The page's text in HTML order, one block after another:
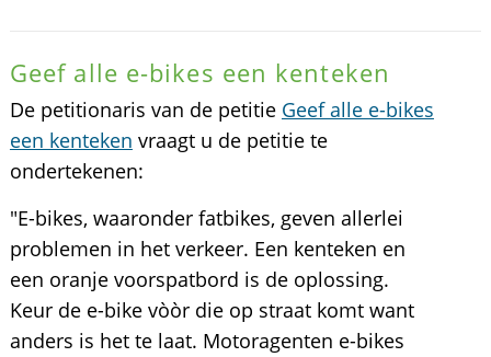
Geef alle e-bikes een kenteken
De petitionaris van de petitie Geef alle e-bikes
een kenteken vraagt u de petitie te
ondertekenen:
"E-bikes, waaronder fatbikes, geven allerlei
problemen in het verkeer. Een kenteken en
een oranje voorspatbord is de oplossing.
Keur de e-bike vòòr die op straat komt want
anders is het te laat. Motoragenten e-bikes